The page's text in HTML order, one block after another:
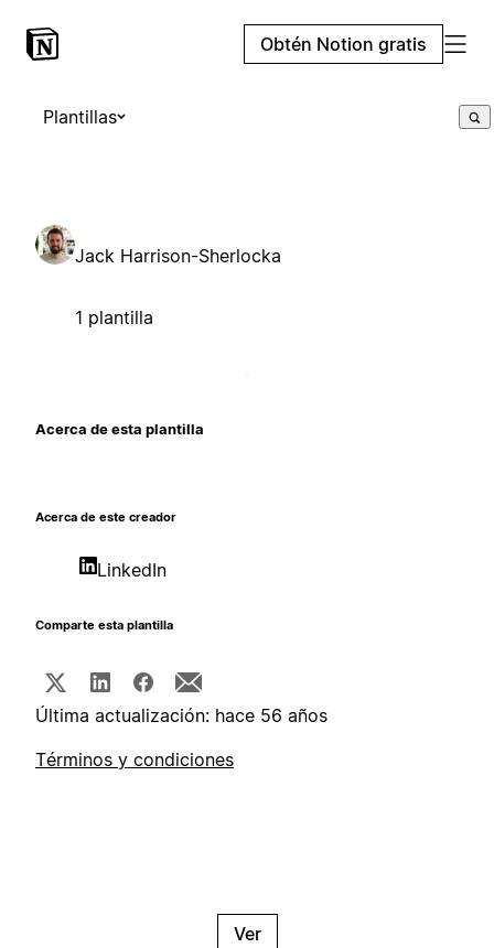
Obtén Notion gratis
Plantillas
Jack Harrison-Sherlocka
1 plantilla
Acerca de esta plantilla
Acerca de este creador
LinkedIn
Comparte esta plantilla
Última actualización: hace 56 años
Términos y condiciones
Ver